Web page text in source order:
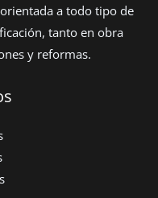
a todo tipo de
tanto en obra
y reformas.